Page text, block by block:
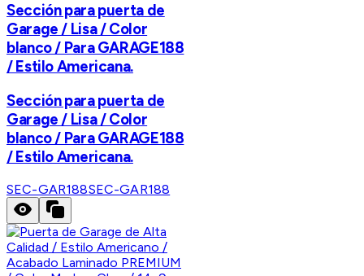
Sección para puerta de
Garage / Lisa / Color
blanco / Para GARAGE188
/ Estilo Americana.
Sección para puerta de
Garage / Lisa / Color
blanco / Para GARAGE188
/ Estilo Americana.
SEC-GAR188SEC-GAR188